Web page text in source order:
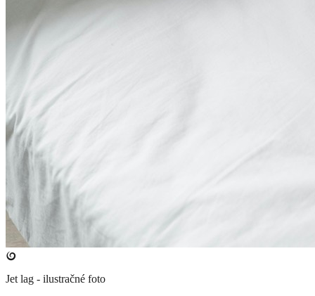
Jet lag - ilustračné foto